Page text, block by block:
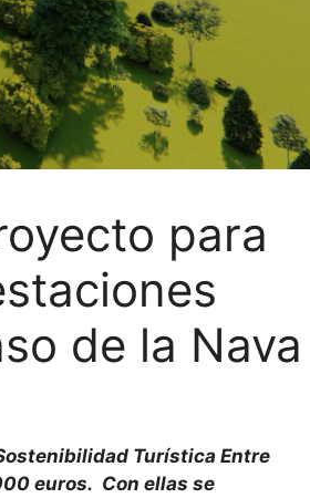
para
de la Nava
Turística Entre
euros. Con ellas se